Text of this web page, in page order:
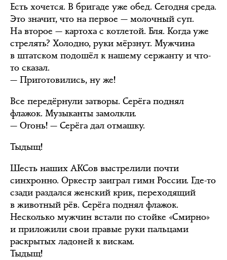
Есть хочется. В бригаде уже обед. Сегодня среда.
Это значит, что на первое — молочный суп.
На второе — картоха с котлетой. Бля. Когда уже
стрелять? Холодно, руки мёрзнут. Мужчина
в штатском подошёл к нашему сержанту и что-
то сказал.
— Приготовились, ну же!
Все передёрнули затворы. Серёга поднял
флажок. Музыканты замолкли.
— Огонь! — Серёга дал отмашку.
Тыдыщ!
Шесть наших АКСов выстрелили почти
синхронно. Оркестр заиграл гимн России. Где-то
сзади раздался женский крик, переходящий
в животный рёв. Серёга поднял флажок.
Несколько мужчин встали по стойке «Смирно»
и приложили свои правые руки пальцами
раскрытых ладоней к вискам.
Тыдыщ!